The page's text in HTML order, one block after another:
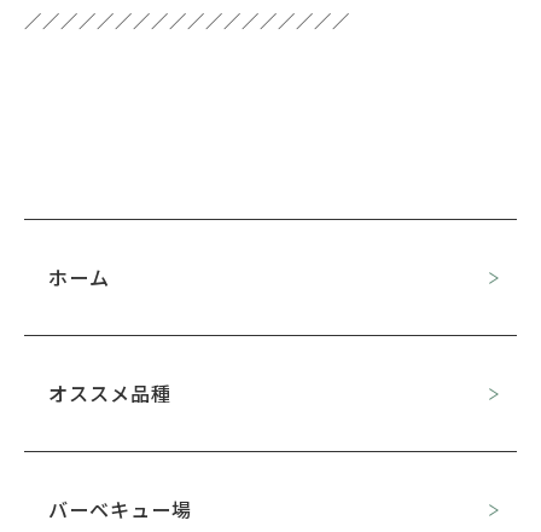
／／／／／／／／／／／／／／／／／／
ホーム
オススメ品種
バーベキュー場